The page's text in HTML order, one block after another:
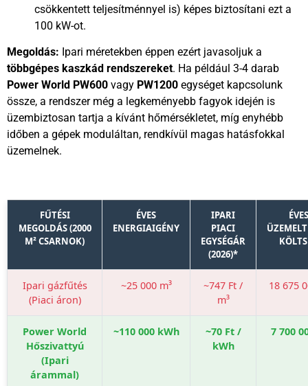
csökkentett teljesítménnyel is) képes biztosítani ezt a
100 kW-ot.
Megoldás: Ipari méretekben éppen ezért javasoljuk a
többgépes kaszkád rendszereket. Ha például 3-4 darab
Power World PW600 vagy PW1200 egységet kapcsolunk
össze, a rendszer még a legkeményebb fagyok idején is
üzembiztosan tartja a kívánt hőmérsékletet, míg enyhébb
időben a gépek moduláltan, rendkívül magas hatásfokkal
üzemelnek.
FŰTÉSI
MEGOLDÁS (2000
M² CSARNOK)
ÉVES
ENERGIAIGÉNY
IPARI
PIACI
EGYSÉGÁR
(2026)*
ÉVES
Ipari gázfűtés
(Piaci áron)
~25 000 m³
~747 Ft /
m³
18 675
Power World
Hőszivattyú
(Ipari
árammal)
~110 000 kWh
~70 Ft /
kWh
7 700